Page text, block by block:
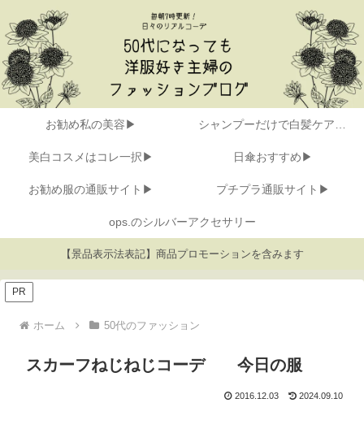
お勧め私の美容▶ シャンプーだけで白髪ケア▶
美白コスメはコレ一択▶ 日傘おすすめ▶
お勧め服の通販サイト▶ プチプラ通販サイト▶
ops.のシルバーアクセサリー
【景品表示法表記】商品プロモーションを含みます
PR
ホーム 50代のファッション
スカーフねじねじコーデ 今日の服
2016.12.03 2024.09.10